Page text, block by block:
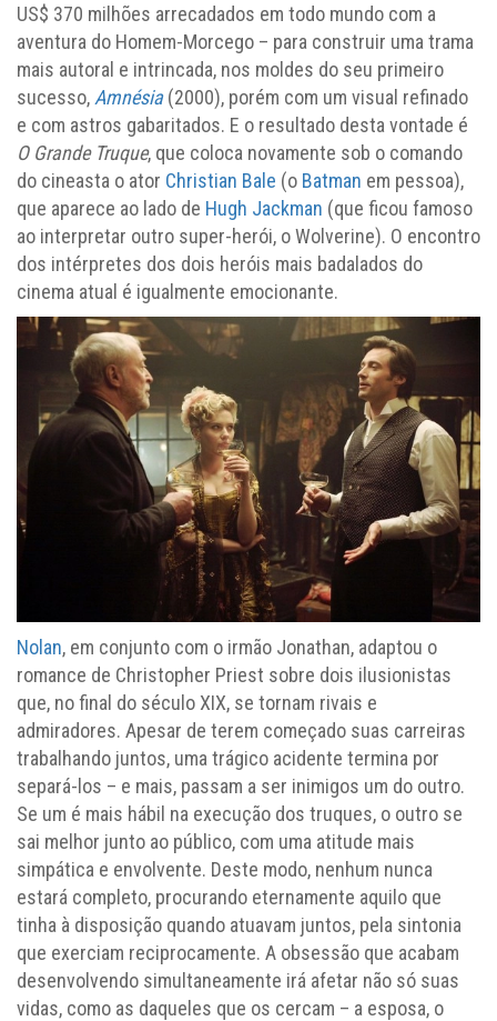
US$ 370 milhões arrecadados em todo mundo com a
aventura do Homem-Morcego – para construir uma trama
mais autoral e intrincada, nos moldes do seu primeiro
sucesso, Amnésia(2000), porém com um visual refinado
e com astros gabaritados. E o resultado desta vontade é
O Grande Truque, que coloca novamente sob o comando
do cineasta o ator Christian Bale (o Batman em pessoa),
que aparece ao lado de Hugh Jackman (que ficou famoso
ao interpretar outro super-herói, o Wolverine). O encontro
dos intérpretes dos dois heróis mais badalados do
cinema atual é igualmente emocionante.
Nolan, em conjunto com o irmão Jonathan, adaptou o
romance de Christopher Priest sobre dois ilusionistas
que, no final do século XIX, se tornam rivais e
admiradores. Apesar de terem começado suas carreiras
trabalhando juntos, uma trágico acidente termina por
separá-los – e mais, passam a ser inimigos um do outro.
Se um é mais hábil na execução dos truques, o outro se
sai melhor junto ao público, com uma atitude mais
simpática e envolvente. Deste modo, nenhum nunca
estará completo, procurando eternamente aquilo que
tinha à disposição quando atuavam juntos, pela sintonia
que exerciam reciprocamente. A obsessão que acabam
desenvolvendo simultaneamente irá afetar não só suas
vidas, como as daqueles que os cercam – a esposa, o